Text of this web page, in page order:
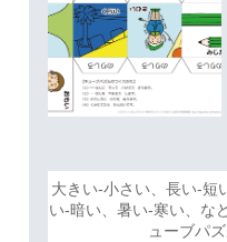
大きい-小さい、長い-短
い-暗い、暑い-寒い、な
ューブパ